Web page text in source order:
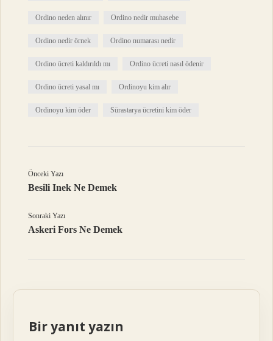
Ordino neden alınır Ordino nedir muhasebe
Ordino nedir örnek Ordino numarası nedir
Ordino ücreti kaldırıldı mı Ordino ücreti nasıl ödenir
Ordino ücreti yasal mı Ordinoyu kim alır
Ordinoyu kim öder Sürastarya ücretini kim öder
Önceki Yazı
Besili Inek Ne Demek
Sonraki Yazı
Askeri Fors Ne Demek
Bir yanıt yazın